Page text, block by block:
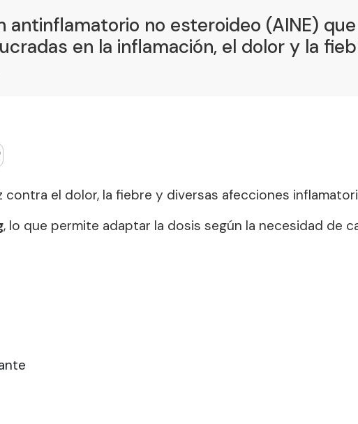
antinflamatorio no esteroideo (AINE)
en la inflamación, el dolor y la
el dolor, la fiebre y diversas afecciones
, lo que permite adaptar la dosis según la necesidad de